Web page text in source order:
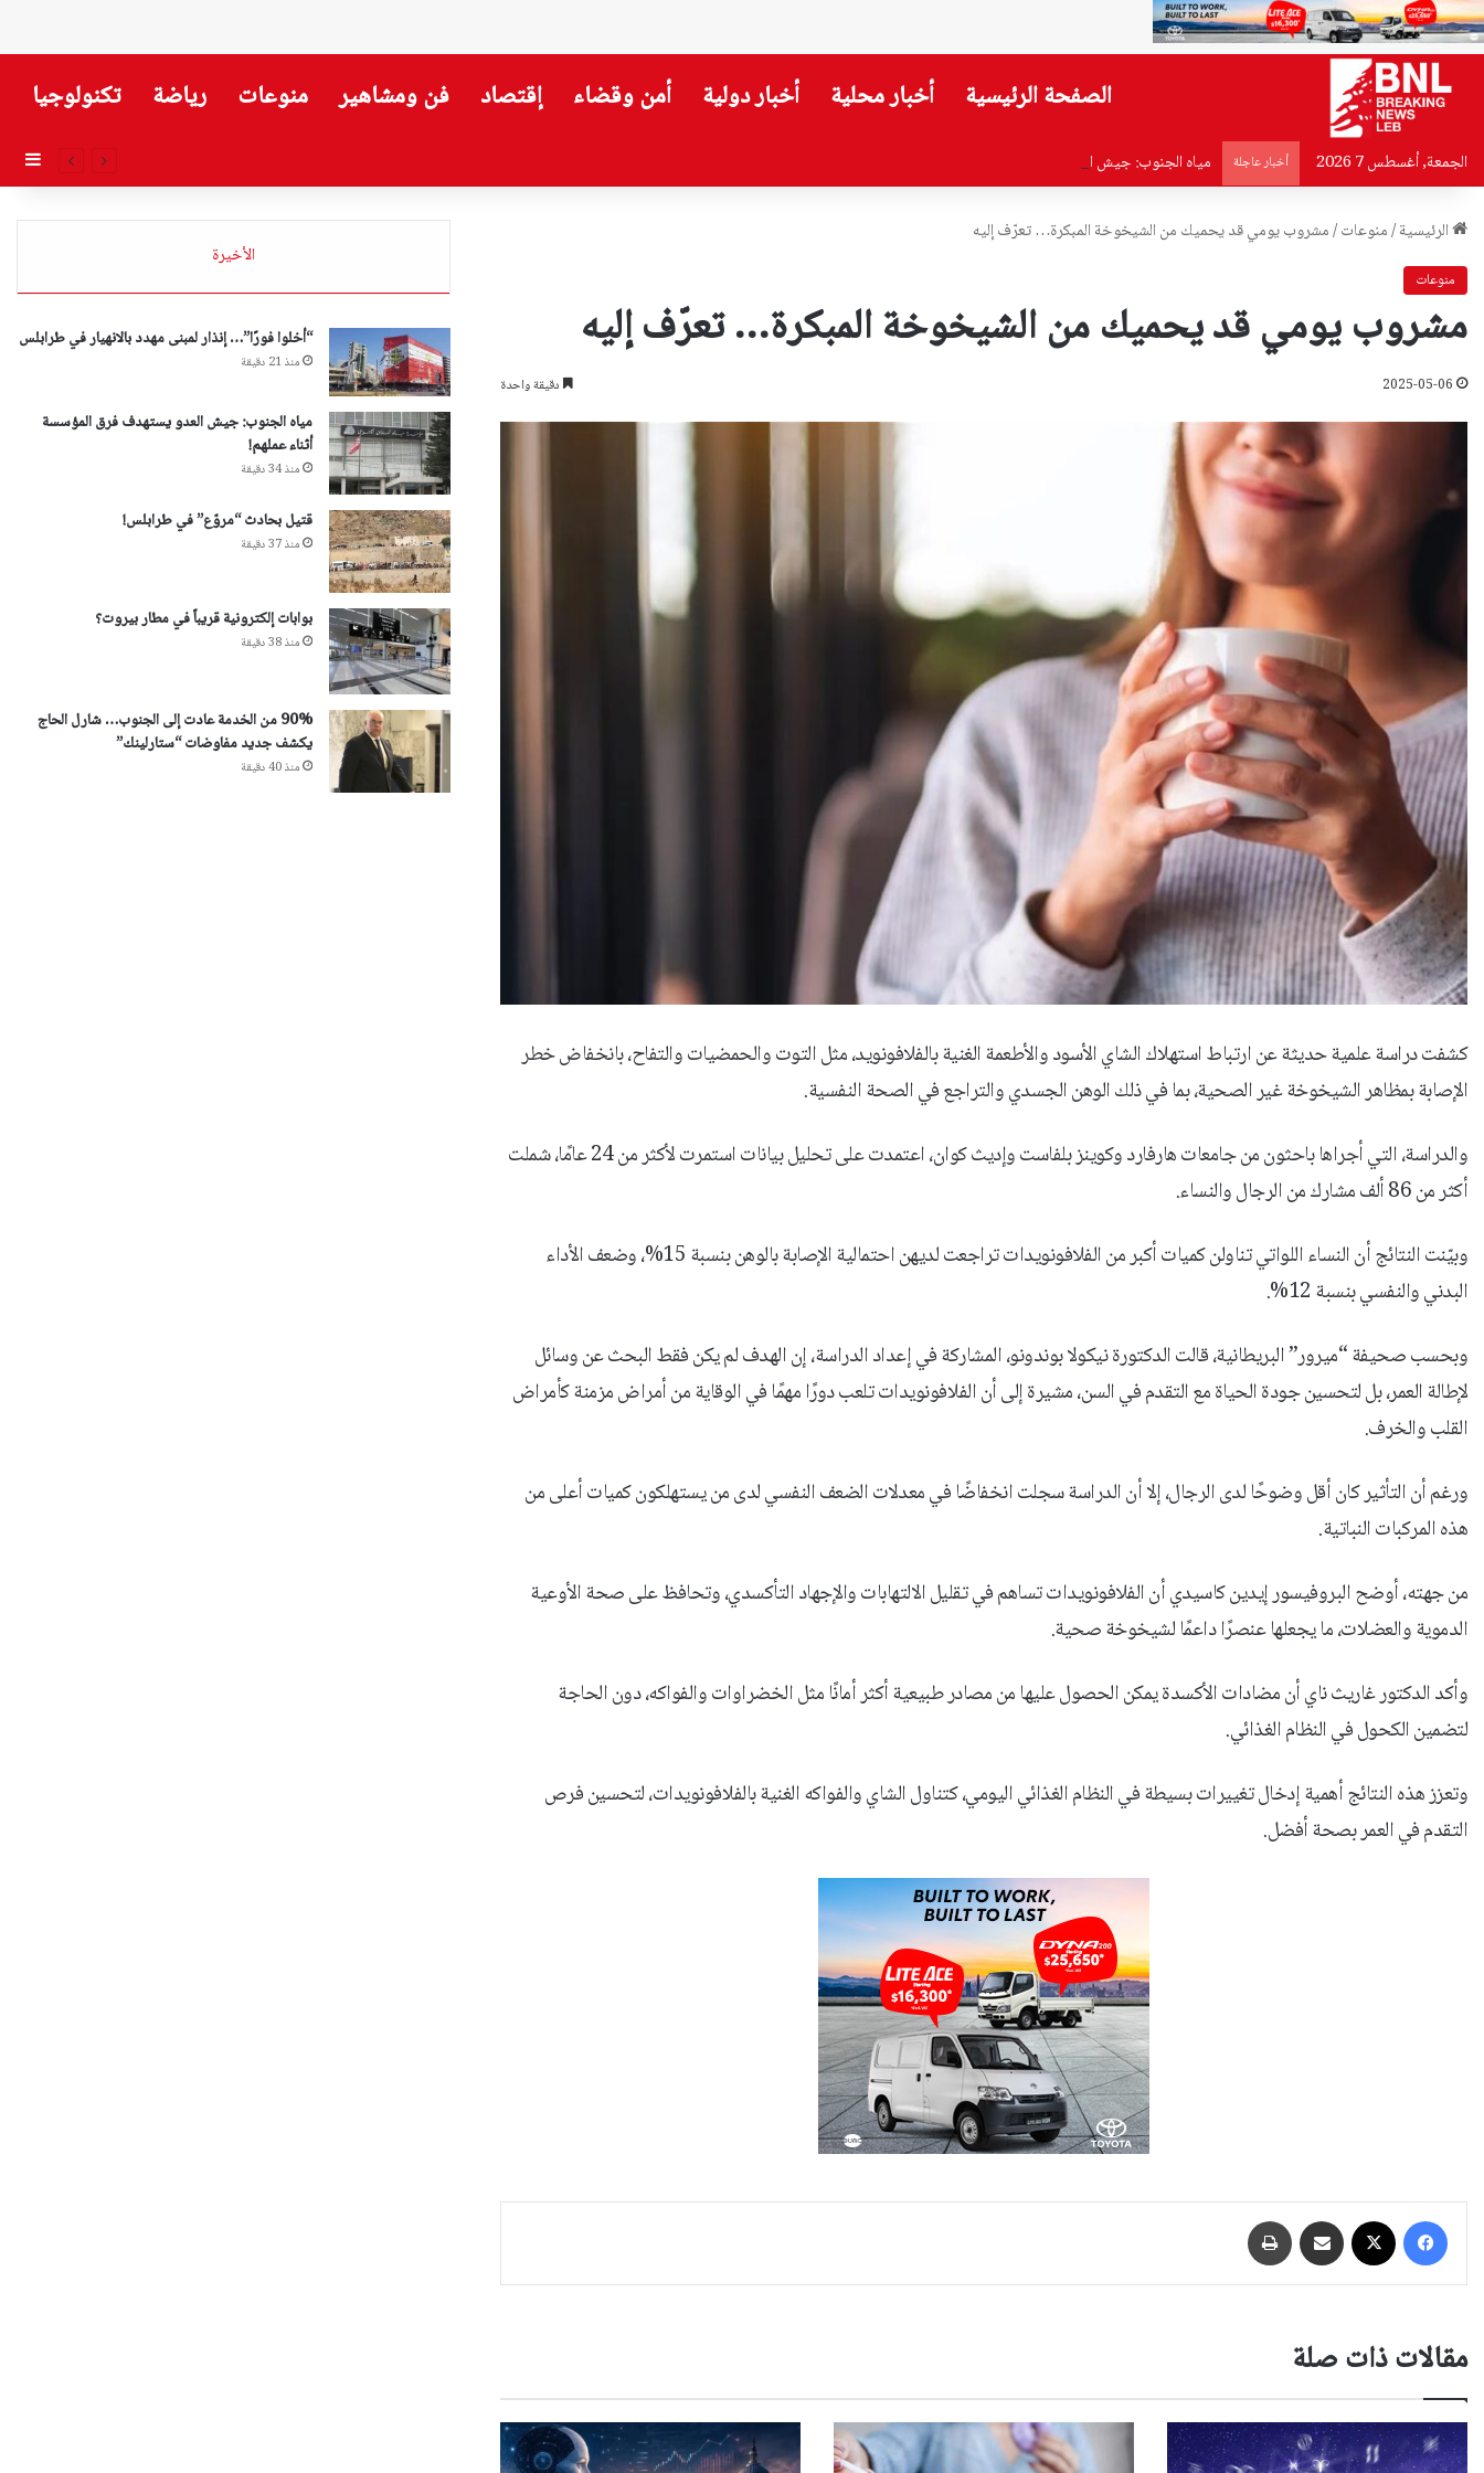
الصفحة الرئيسية أخبار محلية أخبار دولية أمن وقضاء إقتصاد فن ومشاهير منوعات رياضة تكنولوجيا
الجمعة, أغسطس 7 2026 أخبار عاجلة مياه الجنوب: جيش العدو يستهدف فرق المؤسسة أثناء عملهم!
الرئيسية/منوعات/مشروب يومي قد يحميك من الشيخوخة المبكرة… تعرّف إليه
منوعات
مشروب يومي قد يحميك من الشيخوخة المبكرة… تعرّف إليه
2025-05-06 دقيقة واحدة
كشفت دراسة علمية حديثة عن ارتباط استهلاك الشاي الأسود والأطعمة الغنية بالفلافونويد، مثل التوت والحمضيات والتفاح، بانخفاض خطر
الإصابة بمظاهر الشيخوخة غير الصحية، بما في ذلك الوهن الجسدي والتراجع في الصحة النفسية.
والدراسة، التي أجراها باحثون من جامعات هارفارد وكوينز بلفاست وإديث كوان، اعتمدت على تحليل بيانات استمرت لأكثر من 24 عامًا، شملت
أكثر من 86 ألف مشارك من الرجال والنساء.
وبيّنت النتائج أن النساء اللواتي تناولن كميات أكبر من الفلافونويدات تراجعت لديهن احتمالية الإصابة بالوهن بنسبة 15%، وضعف الأداء
البدني والنفسي بنسبة 12%.
وبحسب صحيفة “ميرور” البريطانية، قالت الدكتورة نيكولا بوندونو، المشاركة في إعداد الدراسة، إن الهدف لم يكن فقط البحث عن وسائل
لإطالة العمر، بل لتحسين جودة الحياة مع التقدم في السن، مشيرة إلى أن الفلافونويدات تلعب دورًا مهمًا في الوقاية من أمراض مزمنة كأمراض
القلب والخرف.
ورغم أن التأثير كان أقل وضوحًا لدى الرجال، إلا أن الدراسة سجلت انخفاضًا في معدلات الضعف النفسي لدى من يستهلكون كميات أعلى من
هذه المركبات النباتية.
من جهته، أوضح البروفيسور إيدين كاسيدي أن الفلافونويدات تساهم في تقليل الالتهابات والإجهاد التأكسدي، وتحافظ على صحة الأوعية
الدموية والعضلات، ما يجعلها عنصرًا داعمًا لشيخوخة صحية.
وأكد الدكتور غاريث ناي أن مضادات الأكسدة يمكن الحصول عليها من مصادر طبيعية أكثر أمانًا مثل الخضراوات والفواكه، دون الحاجة
لتضمين الكحول في النظام الغذائي.
وتعزز هذه النتائج أهمية إدخال تغييرات بسيطة في النظام الغذائي اليومي، كتناول الشاي والفواكه الغنية بالفلافونويدات، لتحسين فرص
التقدم في العمر بصحة أفضل.
فيسبوك مشاركة عبر البريد
مقالات ذات صلة
الأخيرة
“أخلوا فورًا”… إنذار لمبنى مهدد بالانهيار في طرابلس
منذ 21 دقيقة
مياه الجنوب: جيش العدو يستهدف فرق المؤسسة
أثناء عملهم!
منذ 34 دقيقة
قتيل بحادث “مروّع” في طرابلس!
منذ 37 دقيقة
بوابات إلكترونية قريباً في مطار بيروت؟
منذ 38 دقيقة
90% من الخدمة عادت إلى الجنوب… شارل الحاج
يكشف جديد مفاوضات “ستارلينك”
منذ 40 دقيقة